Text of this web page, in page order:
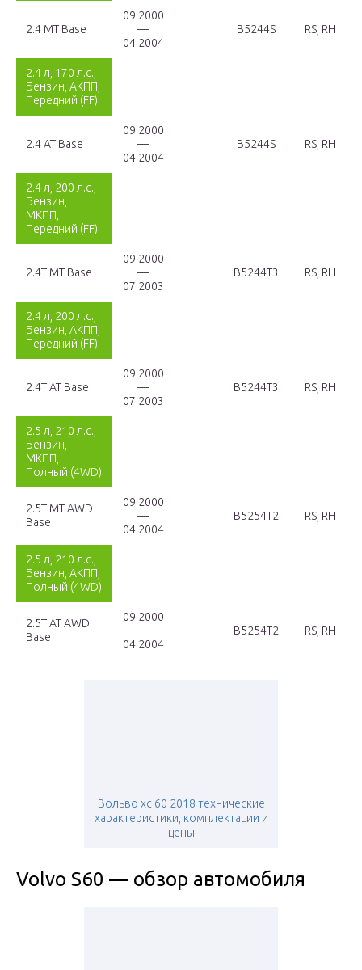
2.4 MT Base
09.2000
—
04.2004
B5244S RS, RH
2.4 л, 170 л.с.,
Бензин, АКПП,
Передний (FF)
2.4 AT Base
09.2000
—
04.2004
B5244S RS, RH
2.4 л, 200 л.с.,
Бензин,
МКПП,
Передний (FF)
2.4T MT Base
09.2000
—
07.2003
B5244T3 RS, RH
2.4 л, 200 л.с.,
Бензин, АКПП,
Передний (FF)
2.4T AT Base
09.2000
—
07.2003
B5244T3 RS, RH
2.5 л, 210 л.с.,
Бензин,
МКПП,
Полный (4WD)
2.5T MT AWD
Base
09.2000
—
04.2004
B5254T2 RS, RH
2.5 л, 210 л.с.,
Бензин, АКПП,
Полный (4WD)
2.5T AT AWD
Base
09.2000
—
04.2004
B5254T2 RS, RH
Вольво хс 60 2018 технические
характеристики, комплектации и
цены
Volvo S60 — обзор автомобиля